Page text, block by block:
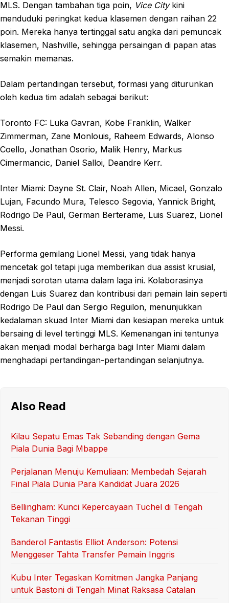
MLS. Dengan tambahan tiga poin, Vice Citykini
menduduki peringkat kedua klasemen dengan raihan 22
poin. Mereka hanya tertinggal satu angka dari pemuncak
klasemen, Nashville, sehingga persaingan di papan atas
semakin memanas.
Dalam pertandingan tersebut, formasi yang diturunkan
oleh kedua tim adalah sebagai berikut:
Toronto FC: Luka Gavran, Kobe Franklin, Walker
Zimmerman, Zane Monlouis, Raheem Edwards, Alonso
Coello, Jonathan Osorio, Malik Henry, Markus
Cimermancic, Daniel Salloi, Deandre Kerr.
Inter Miami: Dayne St. Clair, Noah Allen, Micael, Gonzalo
Lujan, Facundo Mura, Telesco Segovia, Yannick Bright,
Rodrigo De Paul, German Berterame, Luis Suarez, Lionel
Messi.
Performa gemilang Lionel Messi, yang tidak hanya
mencetak gol tetapi juga memberikan dua assist krusial,
menjadi sorotan utama dalam laga ini. Kolaborasinya
dengan Luis Suarez dan kontribusi dari pemain lain seperti
Rodrigo De Paul dan Sergio Reguilon, menunjukkan
kedalaman skuad Inter Miami dan kesiapan mereka untuk
bersaing di level tertinggi MLS. Kemenangan ini tentunya
akan menjadi modal berharga bagi Inter Miami dalam
menghadapi pertandingan-pertandingan selanjutnya.
Also Read
Kilau Sepatu Emas Tak Sebanding dengan Gema
Piala Dunia Bagi Mbappe
Perjalanan Menuju Kemuliaan: Membedah Sejarah
Final Piala Dunia Para Kandidat Juara 2026
Bellingham: Kunci Kepercayaan Tuchel di Tengah
Tekanan Tinggi
Banderol Fantastis Elliot Anderson: Potensi
Menggeser Tahta Transfer Pemain Inggris
Kubu Inter Tegaskan Komitmen Jangka Panjang
untuk Bastoni di Tengah Minat Raksasa Catalan